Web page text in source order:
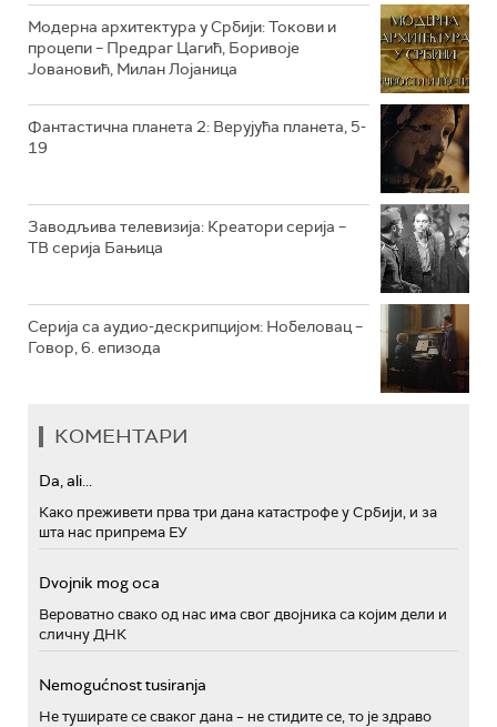
РТС КОЛО
Модерна архитектура у Србији: Токови и
процепи – Предраг Цагић, Боривоје
Јовановић, Милан Лојаница
Фантастична планета 2: Верујућа планета, 5-
19
Заводљива телевизија: Креатори серија –
ТВ серија Бањица
Серија са аудио-дескрипцијом: Нобеловац –
Говор, 6. епизода
КОМЕНТАРИ
Da, ali...
Како преживети прва три дана катастрофе у Србији, и за
шта нас припрема ЕУ
Dvojnik mog oca
Вероватно свако од нас има свог двојника са којим дели и
сличну ДНК
Nemogućnost tusiranja
Не туширате се сваког дана – не стидите се, то је здраво